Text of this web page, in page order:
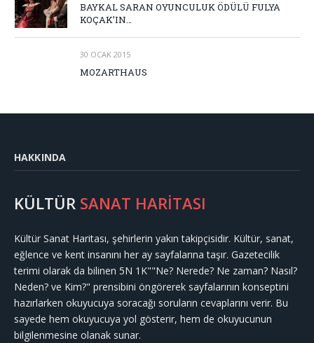
BAYKAL SARAN OYUNCULUK ÖDÜLÜ FULYA
KOÇAK’IN…
30 OCAK 2015
MOZARTHAUS
HAKKINDA
KÜLTÜR SANAT HARİTASI
Kültür Sanat Haritası, şehirlerin yakın takipçisidir. Kültür, sanat,
eğlence ve kent insanını her ay sayfalarına taşır. Gazetecilik
terimi olarak da bilinen 5N 1K""Ne? Nerede? Ne zaman? Nasıl?
Neden? ve Kim?" prensibini öngörerek sayfalarının konseptini
hazırlarken okuyucuya soracağı soruların cevaplarını verir. Bu
sayede hem okuyucuya yol gösterir, hem de okuyucunun
bilgilenmesine olanak sunar.